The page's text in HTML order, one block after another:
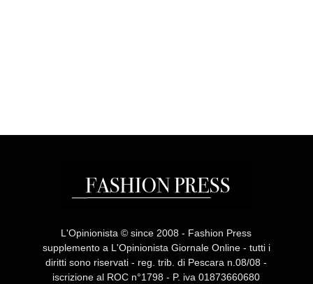
L'Opinionista © since 2008 - Fashion Press
supplemento a L'Opinionista Giornale Online - tutti i
diritti sono riservati - reg. trib. di Pescara n.08/08 -
iscrizione al ROC n°1798 - P. iva 01873660680